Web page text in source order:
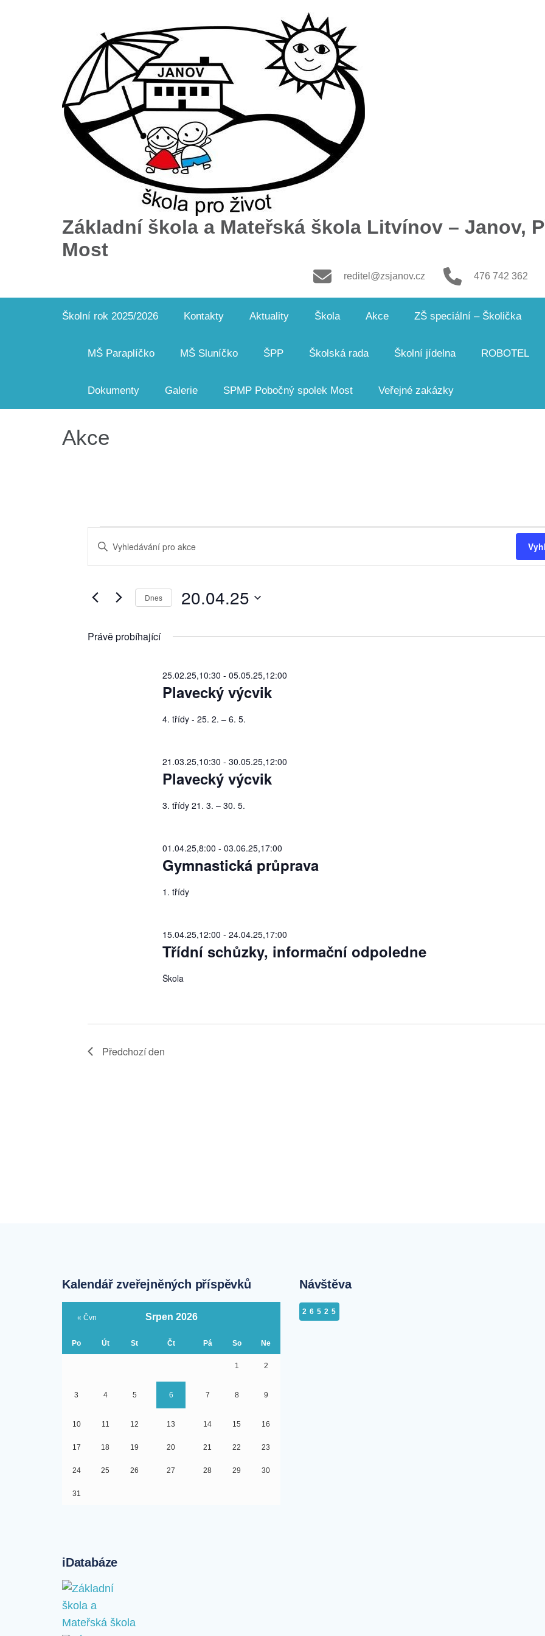
Základní škola a Mateřská škola Litvínov – Janov,
Most
476 742 362
reditel@zsjanov.cz
Školní rok 2025/2026 Kontakty Aktuality Škola Akce ZŠ speciální – Školička
MŠ Paraplíčko MŠ Sluníčko ŠPP Školská rada Školní jídelna ROBOTEL
Dokumenty Galerie SPMP Pobočný spolek Most Veřejné zakázky
Akce
Akce
for
20.04.25
pro
hledání
zobrazení
Enter
for
Keyword.
Dnes 20.04.25
datum.
Právě probíhající
Plavecký výcvik
25.02.25,10:30 - 05.05.25,12:00
4. třídy - 25. 2. – 6. 5.
Plavecký výcvik
21.03.25,10:30 - 30.05.25,12:00
3. třídy 21. 3. – 30. 5.
Gymnastická průprava
01.04.25,8:00 - 03.06.25,17:00
1. třídy
Třídní schůzky, informační odpoledne
15.04.25,12:00 - 24.04.25,17:00
Škola
Předchozí den
Kalendář zveřejněných příspěvků
Srpen 2026
Po Út St Čt Pá So Ne
1 2
3 4 5 6 7 8 9
10 11 12 13 14 15 16
17 18 19 20 21 22 23
24 25 26 27 28 29 30
31
« Čvn
iDatabáze
Návštěva
26525